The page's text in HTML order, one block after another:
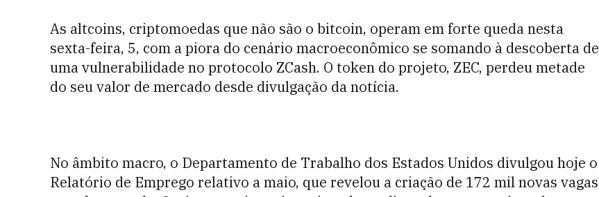
As altcoins, criptomoedas que não são o bitcoin, operam em forte queda nesta
sexta-feira, 5, com a piora do cenário macroeconômico se somando à descoberta de
uma vulnerabilidade no protocolo ZCash. O token do projeto, ZEC, perdeu metade
do seu valor de mercado desde divulgação da notícia.
No âmbito macro, o Departamento de Trabalho dos Estados Unidos divulgou hoje o
Relatório de Emprego relativo a maio, que revelou a criação de 172 mil novas vagas